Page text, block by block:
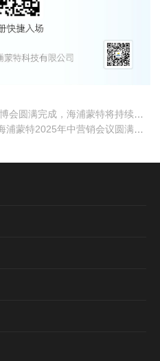
会圆满完成，海浦蒙特将持续以
浦蒙特2025年中营销会议圆满完